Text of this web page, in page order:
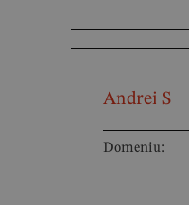
Andrei S
Domeniu: